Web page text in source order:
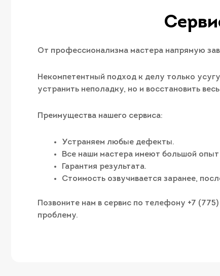
От профессионализма мастера напрямую
Некомпетентный подход к делу только
устранить неполадку, но и восстановить
Преимущества нашего сервиса:
Устраняем любые дефекты.
Все наши мастера имеют большой
Гарантия результата.
Стоимость озвучивается заранее,
Позвоните нам в сервис по телефону +7
проблему.